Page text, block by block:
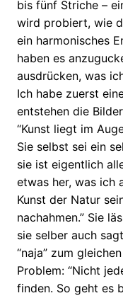
bis fünf Striche –
wird probiert, wie
ein harmonisches
haben es
ausdrücken, was
Ich habe zuerst
entstehen die
“Kunst liegt im
Sie selbst sei ein
sie ist eigentlich
etwas her, was ich
Kunst der Natur
nachahmen.” Sie
sie selber auch
“naja” zum
Problem: “Nicht
finden. So geht es